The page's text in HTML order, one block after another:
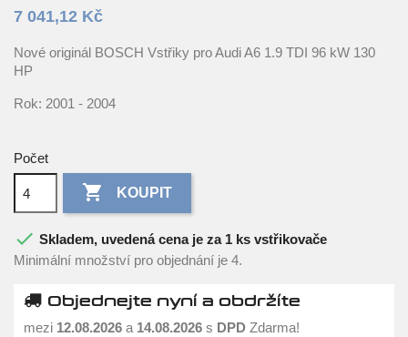
7 041,12 Kč
Nové originál BOSCH Vstřiky pro Audi A6 1.9 TDI 96 kW 130
HP
Rok: 2001 - 2004
Počet
 KOUPIT
 Skladem, uvedená cena je za 1 ks vstřikovače
Minimální množství pro objednání je 4.
Objednejte nyní a obdržíte
mezi 12.08.2026 a 14.08.2026 s DPD Zdarma!